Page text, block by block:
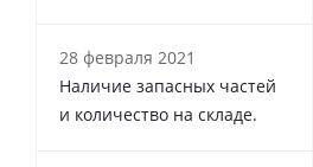
28 февраля 2021
Наличие запасных частей
и количество на складе.